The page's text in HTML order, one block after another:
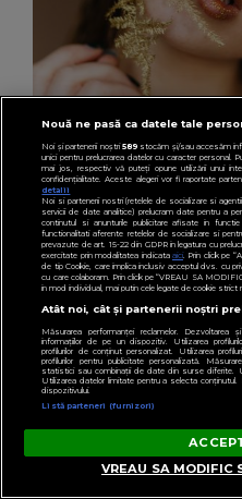
Ce tip de machiaj te
zodie. Îți
Nouă ne pasă ca datele tale
Noi și partenerii noștri589stocăm și/sau accesăm
unici pentru prelucrarea datelor cu caracter
mai jos, respectiv vă puteți opune utilizării unui
confidențialitate. Aceste alegeri vor fi raportate
detalii
Noi si partenerii nostri (retelele de socializare si
servicii de date analitice) prelucram date pentru a
continutul si anunturile publicitare afisate in
functionalitati aferente retelelor de socializare si
prevazute de art. 15-22 din GDPR in legatura cu
exercitate prin modalitatea indicataaici. Prin click pe
de tip Cookie, care implica inclusiv acceptul dvs. cu
cu care colaboram. Prin click pe “VREAU SA
in mod individual, mai putin cele legate de cookie
Atât noi, cât și partenerii noștri
Măsurarea performanței reclamelor. Dezvoltarea
informațiilor de pe un dispozitiv. Utilizarea
profilurilor de conținut personalizat. Utilizarea
profilurilor pentru publicitate personalizată.
statistici sau combinații de date din surse diferite.
Utilizarea datelor limitate pentru a selecta
dispozitivului.
Listă parteneri (furnizori)
VREAU SA MODIFIC